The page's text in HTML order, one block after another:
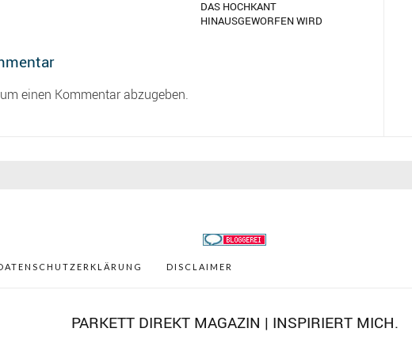
DAS HOCHKANT
HINAUSGEWORFEN WIRD
einen Kommentar abzugeben.
DISCLAIMER
PARKETT DIREKT MAGAZIN | INSPIRIERT MICH.